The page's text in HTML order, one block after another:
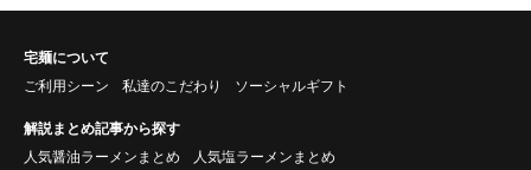
宅麺について
ご利用シーン
私達のこだわり ソーシャルギフト
解説まとめ記事から探す
人気醤油ラーメンまとめ
人気塩ラーメンまとめ